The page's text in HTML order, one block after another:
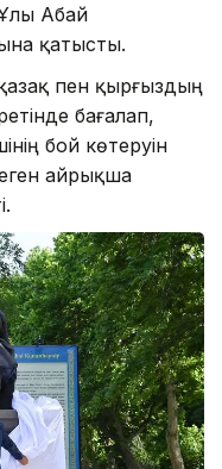
Абай
қатысты.
пен қырғыздың
бағалап,
бой көтеруін
айрықша